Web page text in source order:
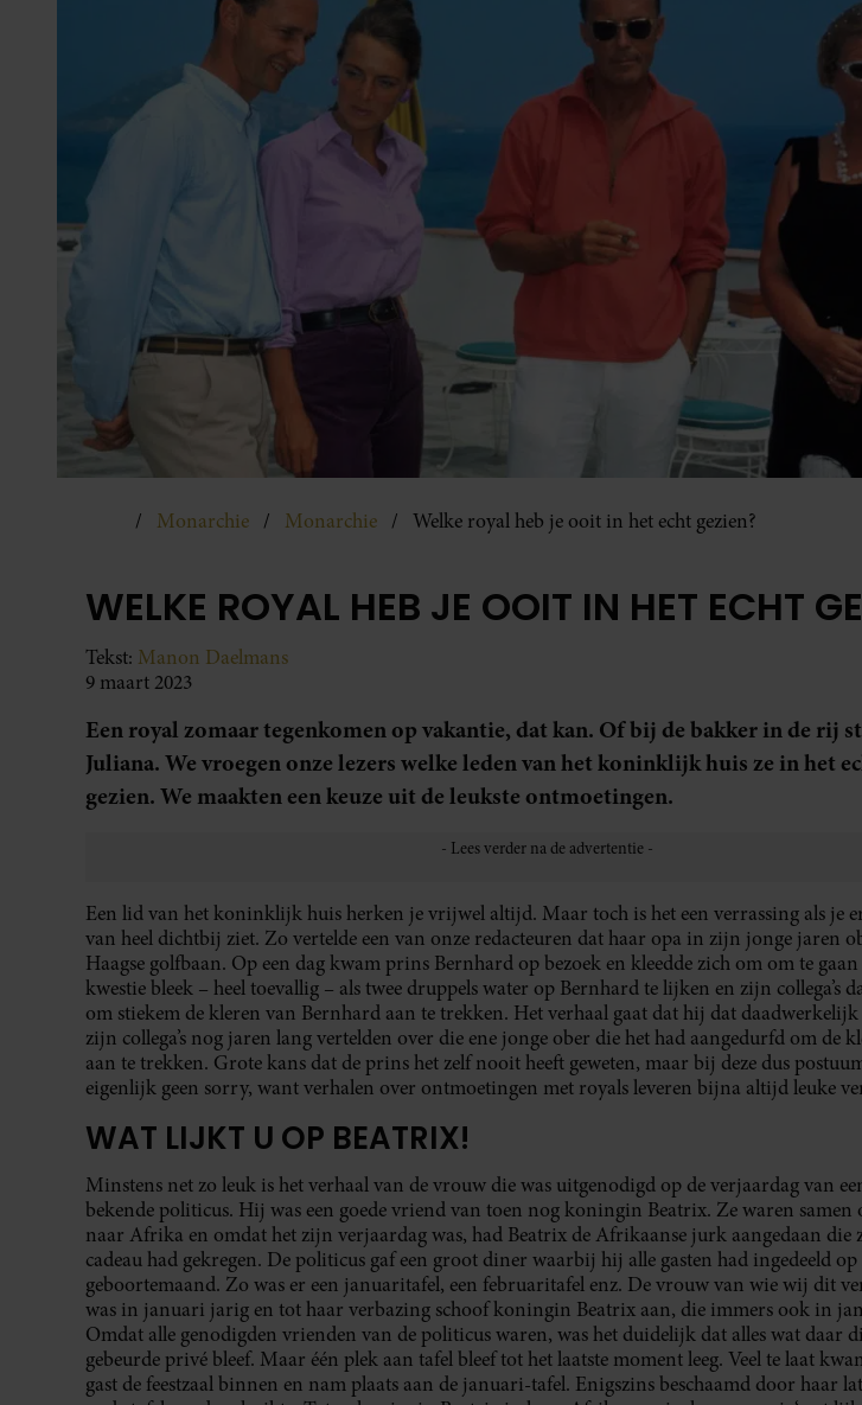
Monarchie Monarchie Welke royal heb je ooit in het echt gezien?
WELKE ROYAL HEB JE OOIT IN HET ECHT
Tekst: Manon Daelmans
9 maart 2023
Een royal zomaar tegenkomen op vakantie, dat kan. Of bij de bakker in de rij
Juliana. We vroegen onze lezers welke leden van het koninklijk huis ze in het
gezien. We maakten een keuze uit de leukste ontmoetingen.
Een lid van het koninklijk huis herken je vrijwel altijd. Maar toch is het een verrassing als je
van heel dichtbij ziet. Zo vertelde een van onze redacteuren dat haar opa in zijn jonge jaren
Haagse golfbaan. Op een dag kwam prins Bernhard op bezoek en kleedde zich om om te
kwestie bleek – heel toevallig – als twee druppels water op Bernhard te lijken en zijn collega’s
om stiekem de kleren van Bernhard aan te trekken. Het verhaal gaat dat hij dat daadwerkelijk
zijn collega’s nog jaren lang vertelden over die ene jonge ober die het had aangedurfd om de
aan te trekken. Grote kans dat de prins het zelf nooit heeft geweten, maar bij deze dus
eigenlijk geen sorry, want verhalen over ontmoetingen met royals leveren bijna altijd leuke
WAT LIJKT U OP BEATRIX!
Minstens net zo leuk is het verhaal van de vrouw die was uitgenodigd op de verjaardag van
bekende politicus. Hij was een goede vriend van toen nog koningin Beatrix. Ze waren samen
naar Afrika en omdat het zijn verjaardag was, had Beatrix de Afrikaanse jurk aangedaan die
cadeau had gekregen. De politicus gaf een groot diner waarbij hij alle gasten had ingedeeld
geboortemaand. Zo was er een januaritafel, een februaritafel enz. De vrouw van wie wij dit
was in januari jarig en tot haar verbazing schoof koningin Beatrix aan, die immers ook in
Omdat alle genodigden vrienden van de politicus waren, was het duidelijk dat alles wat daar
gebeurde privé bleef. Maar één plek aan tafel bleef tot het laatste moment leeg. Veel te laat
gast de feestzaal binnen en nam plaats aan de januari-tafel. Enigszins beschaamd door haar